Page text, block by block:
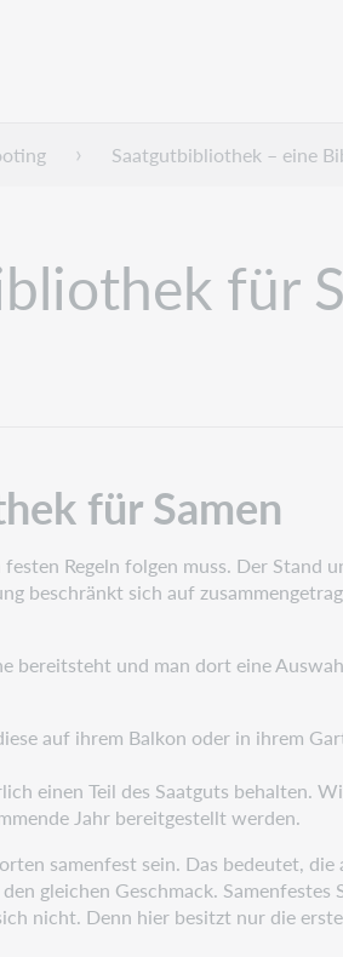
Saatgutbibliothek – eine
für
für Samen
Regeln folgen muss. Der
beschränkt sich auf
und man dort eine
auf ihrem Balkon oder in ihrem
einen Teil des Saatguts behalten.
Jahr bereitgestellt werden.
samenfest sein. Das bedeutet,
gleichen Geschmack.
nicht. Denn hier besitzt nur die